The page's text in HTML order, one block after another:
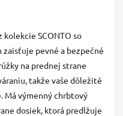
kolekcie SCONTO so
pevné a bezpečné
na prednej strane
takže vaše dôležité
Má výmenný chrbtový
dosiek, ktorá predlžuje